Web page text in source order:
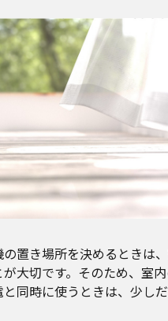
置き場所を決めるときは
大切です。そのため、室
同時に使うときは、少し